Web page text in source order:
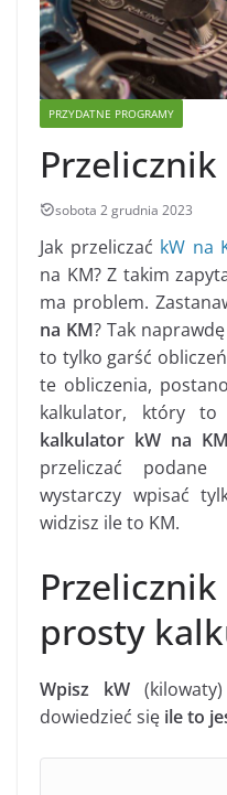
PRZYDATNE PROGRAMY
Przelicznik
sobota 2 grudnia 2023
Jak przeliczać kW na
na KM? Z takim
ma problem.
na KM? Tak
to tylko garść
te obliczenia,
kalkulator, który to
kalkulator kW na KM
przeliczać
wystarczy wpisać
widzisz ile to KM.
Przelicznik
prosty
Wpisz kW
dowiedzieć się ile to